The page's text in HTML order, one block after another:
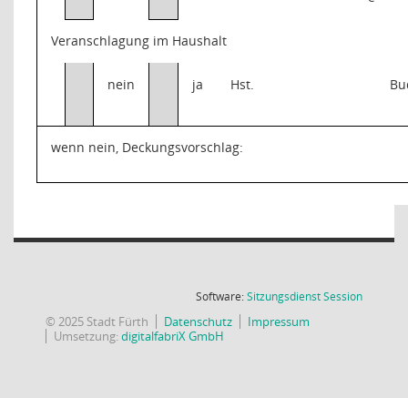
Veranschlagung im Haushalt
nein ja Hst.
wenn nein, Deckungsvorschlag:
Software:SitzungsdienstSession(Wird in
© 2025 Stadt Fürth Datenschutz
Impressum
Umsetzung:digitalfabriX GmbH